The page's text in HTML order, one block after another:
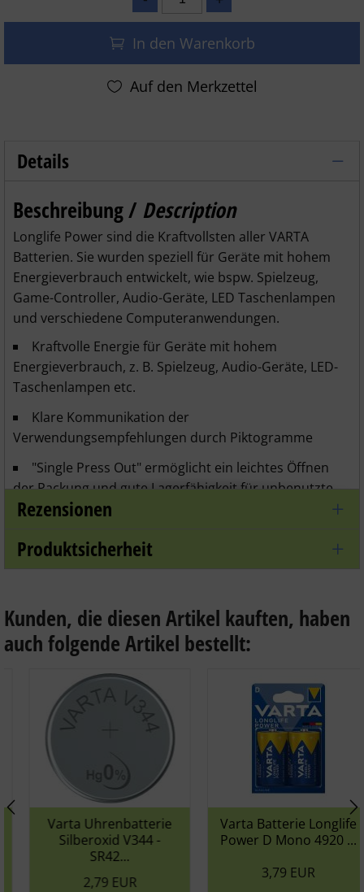
In den Warenkorb
Details
Varta Batterie Longlife Power C Baby
Beschreibung / Description
Longlife Power sind die Kraftvollsten aller VARTA
Batterien. Sie wurden speziell für Geräte mit hohem
Energieverbrauch entwickelt, wie bspw. Spielzeug,
Game-Controller, Audio-Geräte, LED Taschenlampen
und verschiedene Computeranwendungen.
Kraftvolle Energie für Geräte mit hohem
Energieverbrauch, z. B. Spielzeug, Audio-Geräte, LED-
Taschenlampen etc.
Klare Kommunikation der
Verwendungsempfehlungen durch Piktogramme
"Single Press Out" ermöglicht ein leichtes Öffnen
der Packung und gute Lagerfähigkeit für unbenutzte
Batterien
Technische Daten /
Varta Longlife Power Batterie
Spannung / Voltage: 1,5V
Elektrochemisches System: Primär Alkali Mangan
(ZN/MNO2)
Blister mit 2 Batterien
Rezensionen
Produktsicherheit
Kunden, die diesen Artikel kauften, haben
auch folgende Artikel bestellt:
Varta Uhrenbatterie
Silberoxid V344 -
SR42...
2,79 EUR
Varta Batterie Longlife
Power D Mono 4920 ...
3,79 EUR